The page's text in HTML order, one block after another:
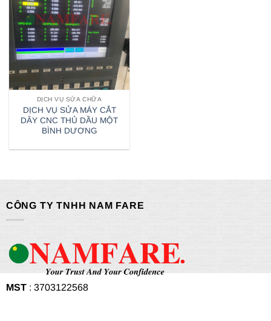
DỊCH VỤ SỬA CHỮA
DỊCH VỤ SỬA MÁY CẮT
DÂY CNC THỦ DẦU MỘT
BÌNH DƯƠNG
CÔNG TY TNHH NAM FARE
MST: 3703122568